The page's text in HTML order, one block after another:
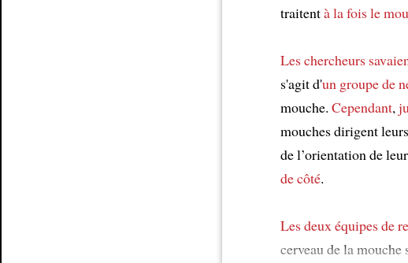
traitentà la foisle
Les chercheurs
s'agit d'un groupe de
mouche. Cependant,
mouches dirigent
de l’orientation de
de côté.
Les deux équipes de
cerveau de la